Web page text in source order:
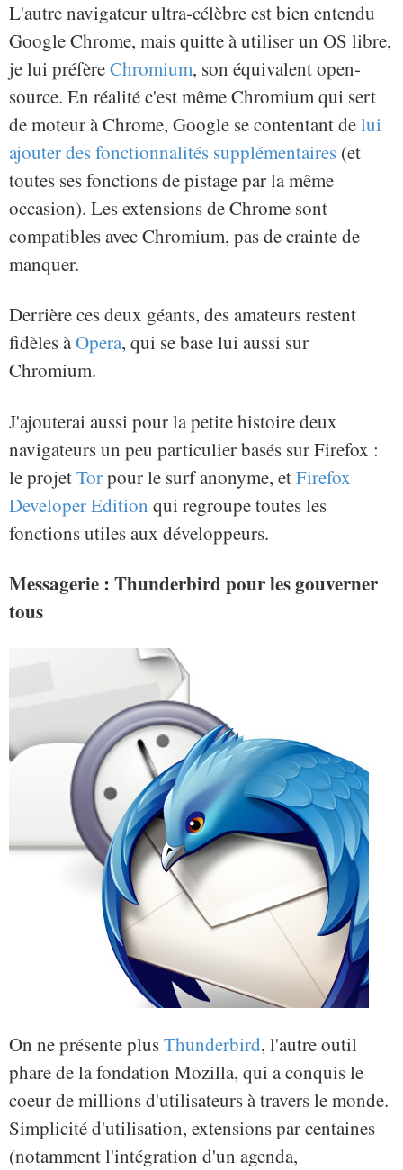
L'autre navigateur ultra-célèbre est bien entendu
Google Chrome, mais quitte à utiliser un OS libre,
je lui préfèreChromium, son équivalent open-
source. En réalité c'est même Chromium qui sert
de moteur à Chrome, Google se contentant delui
ajouter des fonctionnalités supplémentaires (et
toutes ses fonctions de pistage par la même
occasion). Les extensions de Chrome sont
compatibles avec Chromium, pas de crainte de
manquer.
Derrière ces deux géants, des amateurs restent
fidèles àOpera, qui se base lui aussi sur
Chromium.
J'ajouterai aussi pour la petite histoire deux
navigateurs un peu particulier basés sur Firefox :
le projetTorpour le surf anonyme, etFirefox
Developer Edition qui regroupe toutes les
fonctions utiles aux développeurs.
Messagerie : Thunderbird pour les gouverner
tous
On ne présente plusThunderbird, l'autre outil
phare de la fondation Mozilla, qui a conquis le
coeur de millions d'utilisateurs à travers le monde.
Simplicité d'utilisation, extensions par centaines
(notamment l'intégration d'un agenda,